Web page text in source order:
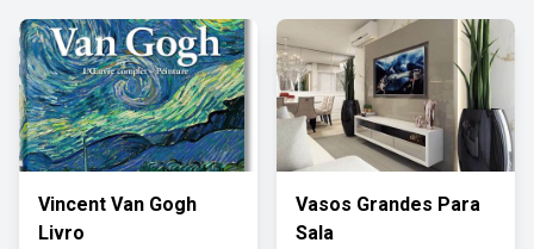
Vincent Van Gogh
Livro
Vasos Grandes Para
Sala